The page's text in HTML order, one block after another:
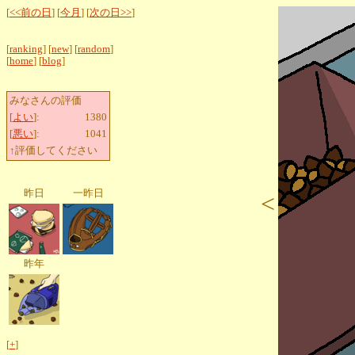
[<<前の日 ] [今月 ] [次の日>>]
[ranking] [new] [random]
[home] [blog]
みなさんの評価
[よい]:
1380
[悪い]:
1041
↑評価してください
昨日 一昨日
昨年
[+]
<